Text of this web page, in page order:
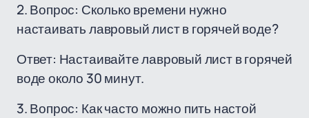
2. Вопрос: Сколько времени нужно
настаивать лавровый лист в горячей воде?
Ответ: Настаивайте лавровый лист в горячей
воде около 30 минут.
3. Вопрос: Как часто можно пить настой